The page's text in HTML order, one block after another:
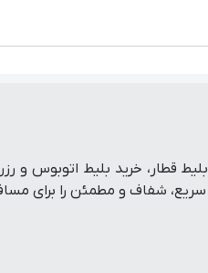
داخلی و خارجی، خرید بلیط قطار، خرید
شفاف و مطمئن را برای